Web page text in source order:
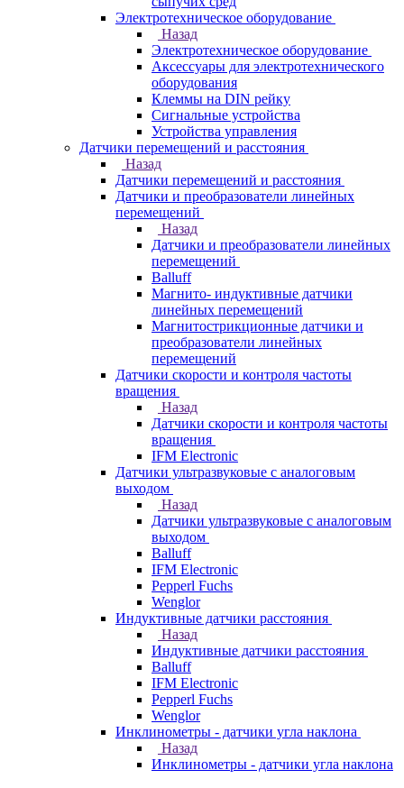
Электротехническое оборудование
Назад
Электротехническое оборудование
Аксессуары для электротехнического
оборудования
Клеммы на DIN рейку
Сигнальные устройства
Устройства управления
Датчики перемещений и расстояния
Назад
Датчики перемещений и расстояния
Датчики и преобразователи линейных
перемещений
Назад
Датчики и преобразователи линейных
перемещений
Balluff
Магнито- индуктивные датчики
линейных перемещений
Магнитострикционные датчики и
преобразователи линейных
перемещений
Датчики скорости и контроля частоты
вращения
Назад
Датчики скорости и контроля частоты
вращения
IFM Electronic
Датчики ультразвуковые с аналоговым
выходом
Назад
Датчики ультразвуковые с аналоговым
выходом
Balluff
IFM Electronic
Pepperl Fuchs
Wenglor
Индуктивные датчики расстояния
Назад
Индуктивные датчики расстояния
Balluff
IFM Electronic
Pepperl Fuchs
Wenglor
Инклинометры - датчики угла наклона
Назад
Инклинометры - датчики угла наклона